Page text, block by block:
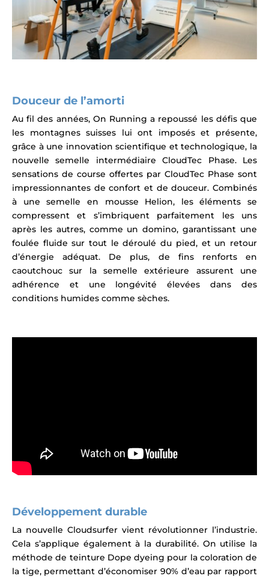
Douceur de l’amorti
Au fil des années, On Running a repoussé les défis que
les montagnes suisses lui ont imposés et présente,
grâce à une innovation scientifique et technologique, la
nouvelle semelle intermédiaire CloudTec Phase. Les
sensations de course offertes par CloudTec Phase sont
impressionnantes de confort et de douceur. Combinés
à une semelle en mousse Helion, les éléments se
compressent et s’imbriquent parfaitement les uns
après les autres, comme un domino, garantissant une
foulée fluide sur tout le déroulé du pied, et un retour
d’énergie adéquat. De plus, de fins renforts en
caoutchouc sur la semelle extérieure assurent une
adhérence et une longévité élevées dans des
conditions humides comme sèches.
Développement durable
La nouvelle Cloudsurfer vient révolutionner l’industrie.
Cela s’applique également à la durabilité. On utilise la
méthode de teinture Dope dyeing pour la coloration de
la tige, permettant d’économiser 90% d’eau par rapport